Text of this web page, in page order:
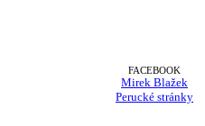
FACEBOOK
Mirek Blažek
Perucké stránky